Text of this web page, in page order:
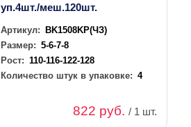
уп.4шт./меш.120шт.
Артикул:
BK1508KP(ЧЗ)
Размер: 5-6-7-8
Рост: 110-116-122-128
Количество штук в упаковке: 4
822 руб./ 1 шт.